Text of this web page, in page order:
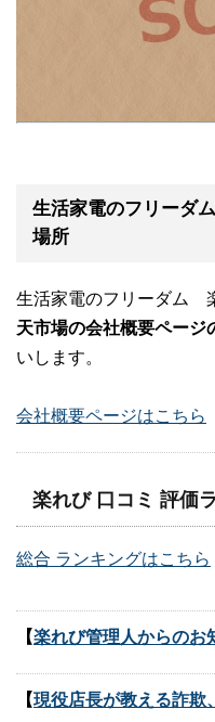
生活家電のフリーダ
場所
生活家電のフリーダム
天市場の会社概要ページ
いします。
会社概要ページはこちら
楽れび 口コミ 評価
総合 ランキングはこちら
【楽れび管理人からの
【現役店長が教える詐欺